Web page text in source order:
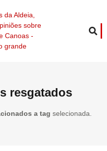
resgatados
a tag selecionada.